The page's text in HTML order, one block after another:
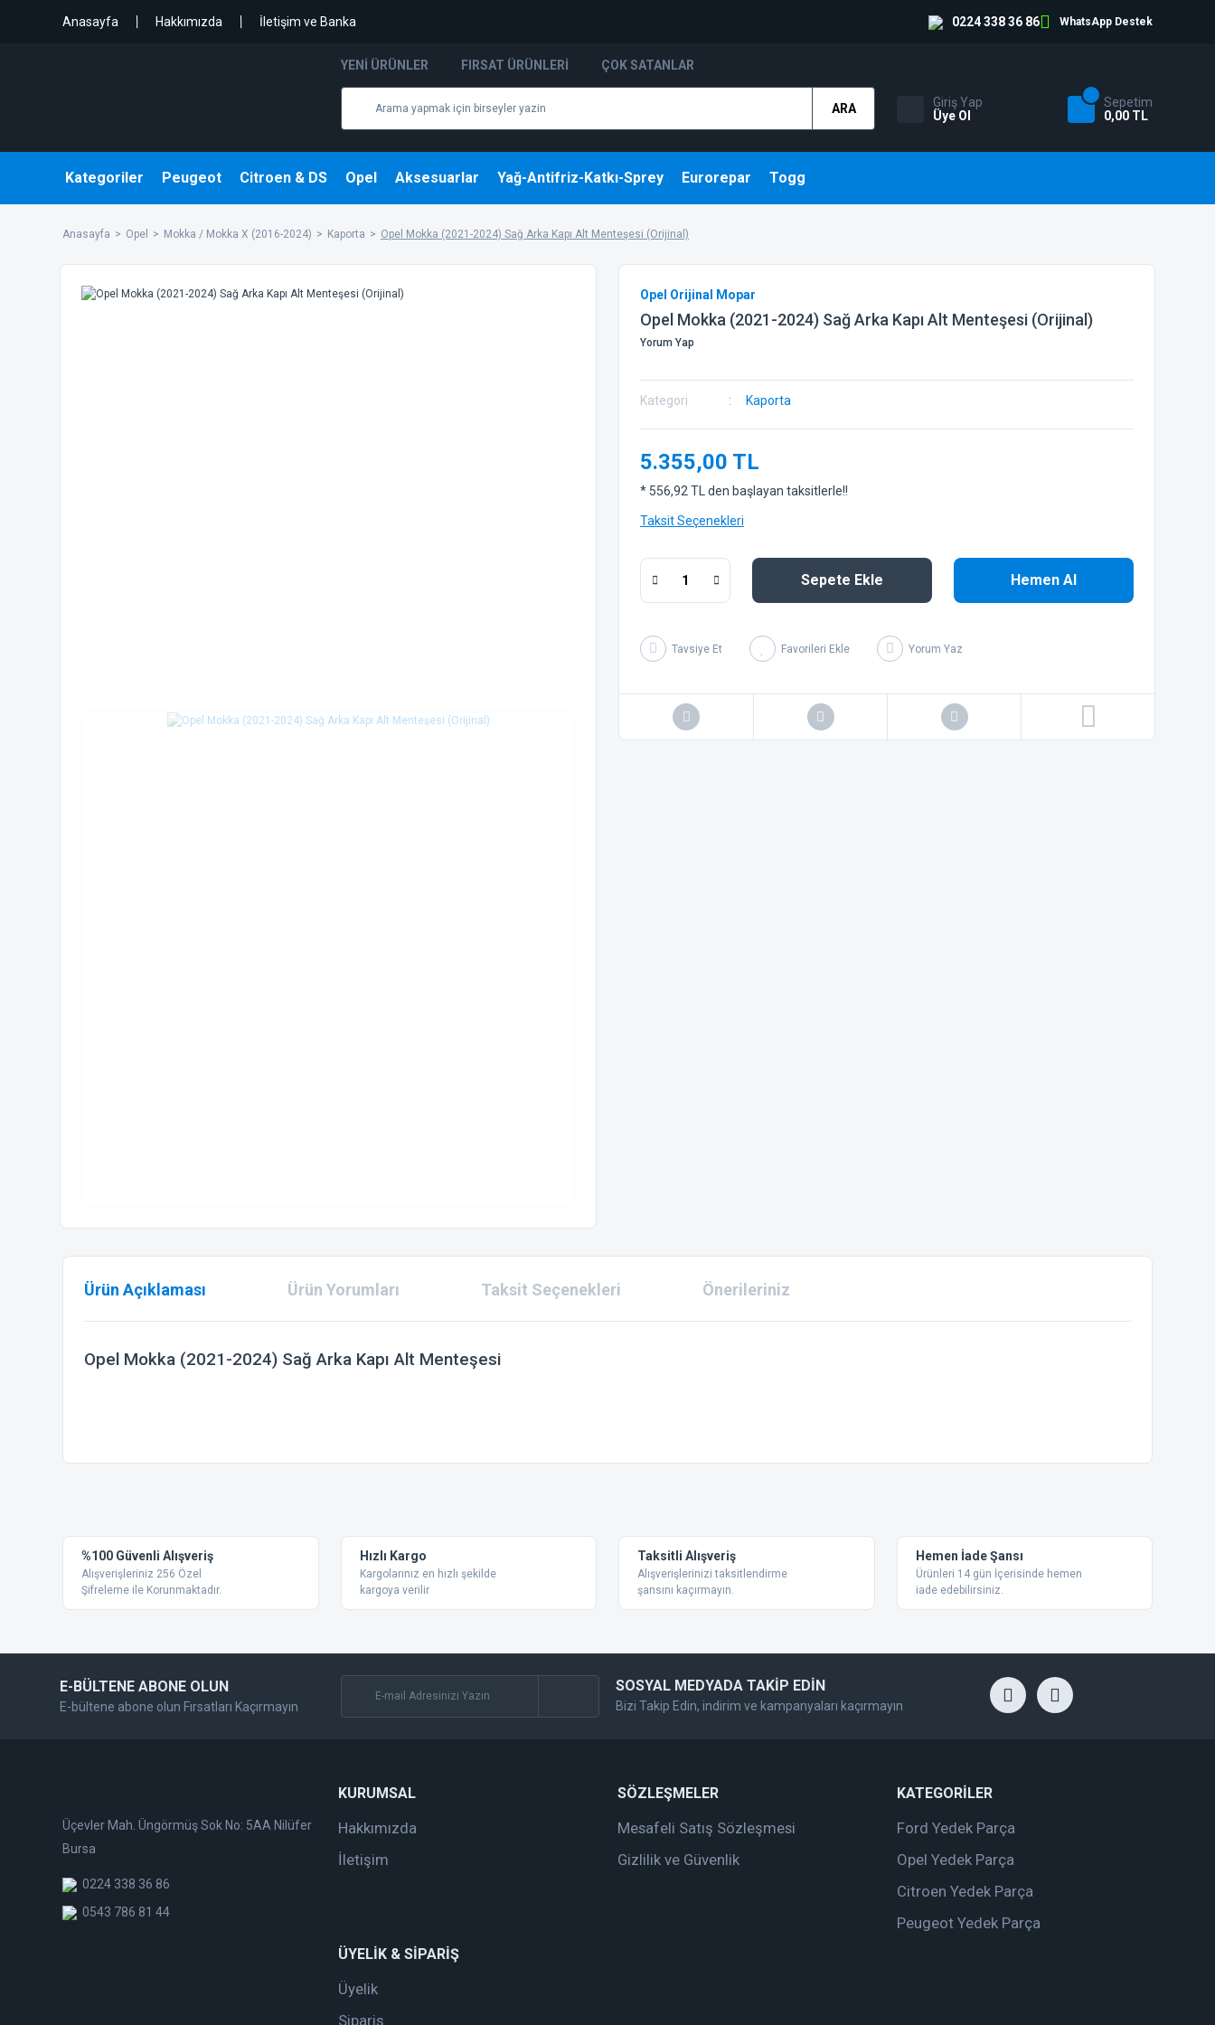
Anasayfa Hakkımızda İletişim ve Banka 0224 338 36 86 WhatsApp Destek
YENI ÜRÜNLER FIRSAT ÜRÜNLERI ÇOK SATANLAR
ARA
Giriş Yap
Üye Ol
Sepetim
0,00 TL
Kategoriler Peugeot Citroen & DS Opel Aksesuarlar Yağ-Antifriz-Katkı-Sprey Eurorepar Togg
Anasayfa Opel Mokka / Mokka X (2016-2024) Kaporta Opel Mokka (2021-2024) Sağ Arka Kapı Alt Menteşesi (Orijinal)
Opel Orijinal Mopar
Opel Mokka (2021-2024) Sağ Arka Kapı Alt Menteşesi (Orijinal)
Yorum Yap
Kategori Kaporta
5.355,00 TL
* 556,92 TL den başlayan taksitlerle!!
Taksit Seçenekleri
Sepete Ekle Hemen Al
Tavsiye Et Yorum Yaz
Ürün Açıklaması Ürün Yorumları Taksit Seçenekleri Önerileriniz
Opel Mokka (2021-2024) Sağ Arka Kapı Alt Menteşesi
Ürün resmi kalitesiz, bozuk veya görüntülenemiyor.
Ürün açıklamasında eksik bilgiler bulunuyor.
Ürün bilgilerinde hatalar bulunuyor.
Ürün fiyatı diğer sitelerden daha pahalı.
%100 Güvenli Alışveriş
Alışverişleriniz 256 Özel
Şifreleme ile Korunmaktadır.
Hızlı Kargo
Kargolarınız en hızlı şekilde
kargoya verilir
Taksitli Alışveriş
Alışverişlerinizi taksitlendirme
şansını kaçırmayın.
Hemen İade Şansı
Ürünleri 14 gün İçerisinde hemen
iade edebilirsiniz.
E-BÜLTENE ABONE OLUN
E-bültene abone olun Fırsatları Kaçırmayın
SOSYAL MEDYADA TAKİP EDİN
Bizi Takip Edin, indirim ve kampanyaları kaçırmayın
Üçevler Mah. Üngörmüş Sok No: 5AA Nilüfer
Bursa
0224 338 36 86
0543 786 81 44
KURUMSAL
Hakkımızda
İletişim
SÖZLEŞMELER
Mesafeli Satış Sözleşmesi
Gizlilik ve Güvenlik
KATEGORİLER
Ford Yedek Parça
Opel Yedek Parça
Citroen Yedek Parça
Peugeot Yedek Parça
ÜYELİK & SİPARİŞ
Üyelik
Sipariş